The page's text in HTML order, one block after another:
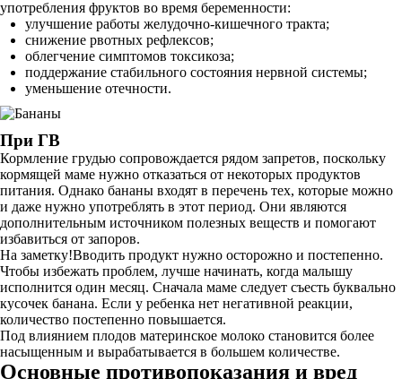
употребления фруктов во время беременности:
улучшение работы желудочно-кишечного тракта;
снижение рвотных рефлексов;
облегчение симптомов токсикоза;
поддержание стабильного состояния нервной системы;
уменьшение отечности.
При ГВ
Кормление грудью сопровождается рядом запретов, поскольку
кормящей маме нужно отказаться от некоторых продуктов
питания. Однако бананы входят в перечень тех, которые можно
и даже нужно употреблять в этот период. Они являются
дополнительным источником полезных веществ и помогают
избавиться от запоров.
На заметку!Вводить продукт нужно осторожно и постепенно.
Чтобы избежать проблем, лучше начинать, когда малышу
исполнится один месяц. Сначала маме следует съесть буквально
кусочек банана. Если у ребенка нет негативной реакции,
количество постепенно повышается.
Под влиянием плодов материнское молоко становится более
насыщенным и вырабатывается в большем количестве.
Основные противопоказания и вред